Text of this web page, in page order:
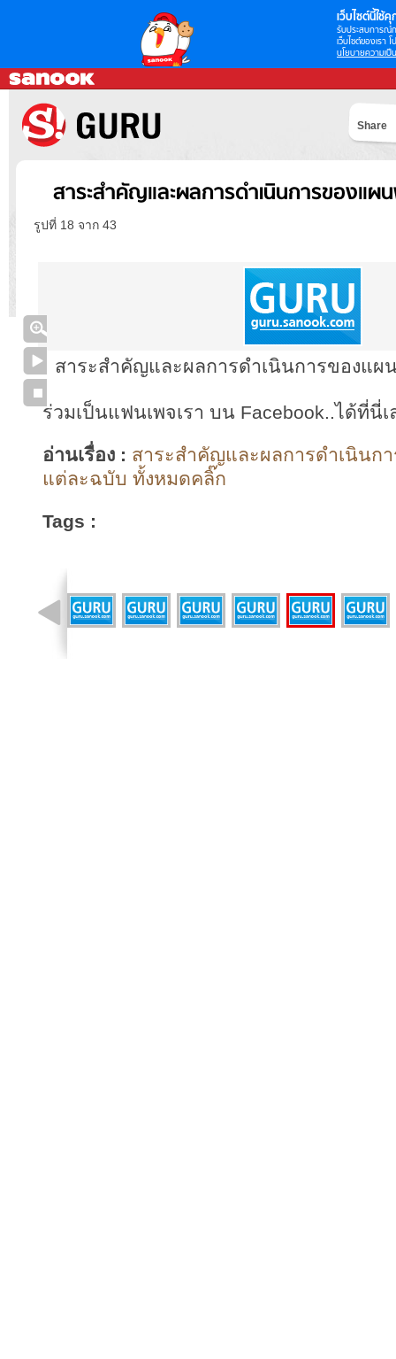
เว็บไซต์นี้ใช้คุ
รับประสบการณ์
เว็บไซต์ของเรา
นโยบายความเป็
Share
สาระสำคัญและผลการดำเนินการของแ
รูปที่ 18 จาก 43
สาระสำคัญและผลการดำเนินการของแ
ร่วมเป็นแฟนเพจเรา บน Facebook..ได้ที่นี่เ
อ่านเรื่อง : สาระสำคัญและผลการดำเนินก
แต่ละฉบับ ทั้งหมดคลิ๊ก
Tags :